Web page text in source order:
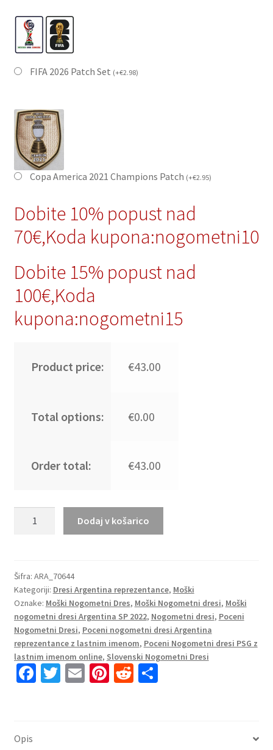
FIFA 2026 Patch Set (+€2.98)
Copa America 2021 Champions Patch (+€2.95)
Dobite 10% popust nad
70€,Koda kupona:nogometni10
Dobite 15% popust nad
100€,Koda
kupona:nogometni15
Product price: €43.00
Total options: €0.00
Order total: €43.00
Domači
SP
2022
Kratek
Rokav
+
Kratke
hlače
Dodaj v košarico
Šifra: ARA_70644
Kategoriji: Dresi Argentina reprezentance, Moški
Oznake: Moški Nogometni Dres, Moški Nogometni dresi, Moški
nogometni dresi Argentina SP 2022, Nogometni dresi, Poceni
Nogometni Dresi, Poceni nogometni dresi Argentina
reprezentance z lastnim imenom, Poceni Nogometni dresi PSG z
lastnim imenom online, Slovenski Nogometni Dresi
Fa T E Pi R S
Opis